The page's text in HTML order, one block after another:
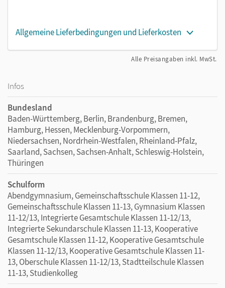
Allgemeine Lieferbedingungen und Lieferkosten
Alle Preisangaben inkl. MwSt.
Infos
Bundesland
Baden-Württemberg, Berlin, Brandenburg, Bremen,
Hamburg, Hessen, Mecklenburg-Vorpommern,
Niedersachsen, Nordrhein-Westfalen, Rheinland-Pfalz,
Saarland, Sachsen, Sachsen-Anhalt, Schleswig-Holstein,
Thüringen
Schulform
Abendgymnasium, Gemeinschaftsschule Klassen 11-12,
Gemeinschaftsschule Klassen 11-13, Gymnasium Klassen
11-12/13, Integrierte Gesamtschule Klassen 11-12/13,
Integrierte Sekundarschule Klassen 11-13, Kooperative
Gesamtschule Klassen 11-12, Kooperative Gesamtschule
Klassen 11-12/13, Kooperative Gesamtschule Klassen 11-
13, Oberschule Klassen 11-12/13, Stadtteilschule Klassen
11-13, Studienkolleg